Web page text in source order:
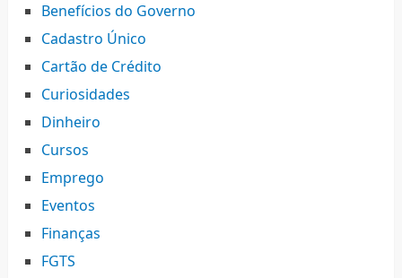
Benefícios do Governo
Cadastro Único
Cartão de Crédito
Curiosidades
Dinheiro
Cursos
Emprego
Eventos
Finanças
FGTS